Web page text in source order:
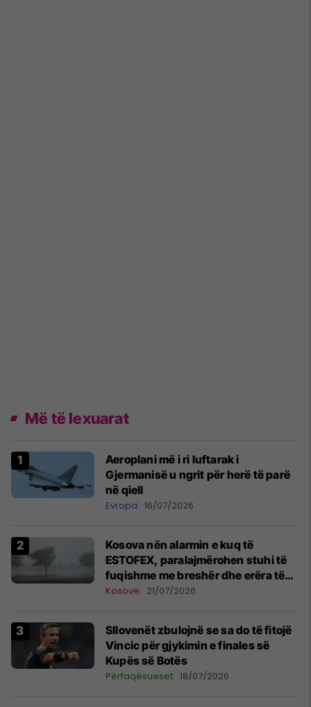
Më të lexuarat
Aeroplani më i ri luftarak i
Gjermanisë u ngrit për herë të parë
në qiell
Evropa 16/07/2026
Kosova nën alarmin e kuq të
ESTOFEX, paralajmërohen stuhi të
fuqishme me breshër dhe erëra të
forta
Kosovë 21/07/2026
Sllovenët zbulojnë se sa do të fitojë
Vincic për gjykimin e finales së
Kupës së Botës
Përfaqësueset 18/07/2026